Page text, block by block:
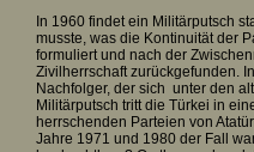
In 1960 findet ein Militärputsch
musste, was die Kontinuität der
formuliert und nach der
Zivilherrschaft zurückgefunden.
Nachfolger, der sich unter den
Militärputsch tritt die Türkei in
herrschenden Parteien von
Jahre 1971 und 1980 der Fall